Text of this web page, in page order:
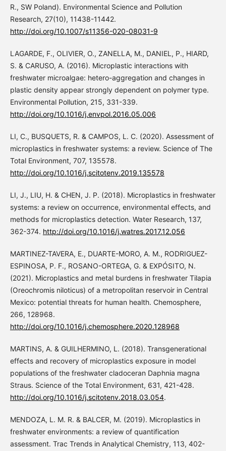
R., SW Poland). Environmental Science and Pollution
Research, 27(10), 11438-11442.
http://doi.org/10.1007/s11356-020-08031-9
LAGARDE, F., OLIVIER, O., ZANELLA, M., DANIEL, P., HIARD,
S. & CARUSO, A. (2016). Microplastic interactions with
freshwater microalgae: hetero-aggregation and changes in
plastic density appear strongly dependent on polymer type.
Environmental Pollution, 215, 331-339.
http://doi.org/10.1016/j.envpol.2016.05.006
LI, C., BUSQUETS, R. & CAMPOS, L. C. (2020). Assessment of
microplastics in freshwater systems: a review. Science of The
Total Environment, 707, 135578.
http://doi.org/10.1016/j.scitotenv.2019.135578
LI, J., LIU, H. & CHEN, J. P. (2018). Microplastics in freshwater
systems: a review on occurrence, environmental effects, and
methods for microplastics detection. Water Research, 137,
362-374. http://doi.org/10.1016/j.watres.2017.12.056
MARTINEZ-TAVERA, E., DUARTE-MORO, A. M., RODRIGUEZ-
ESPINOSA, P. F., ROSANO-ORTEGA, G. & EXPÓSITO, N.
(2021). Microplastics and metal burdens in freshwater Tilapia
(Oreochromis niloticus) of a metropolitan reservoir in Central
Mexico: potential threats for human health. Chemosphere,
266, 128968.
http://doi.org/10.1016/j.chemosphere.2020.128968
MARTINS, A. & GUILHERMINO, L. (2018). Transgenerational
effects and recovery of microplastics exposure in model
populations of the freshwater cladoceran Daphnia magna
Straus. Science of the Total Environment, 631, 421-428.
http://doi.org/10.1016/j.scitotenv.2018.03.054.
MENDOZA, L. M. R. & BALCER, M. (2019). Microplastics in
freshwater environments: a review of quantification
assessment. Trac Trends in Analytical Chemistry, 113, 402-